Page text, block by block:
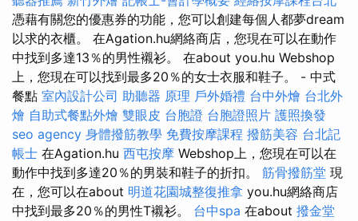
憑藉有關您的優惠券的功能，您可以創建每個人都夢dream
以求的衣櫃。 在Agation.hu網絡商店，您現在可以在動作
中找到多達13％的男性襯衫。 在about you.hu Webshop
上，您現在可以找到最多20％的女士衣服和鞋子。 - 中式
餐點 室內設計公司 助聽器 原理 戶外婚禮 台中外燴 台北外
燴 自助式餐點外燴 雙眼皮 台胞證 台胞證照片 護照換發
seo agency 身體撥筋教學 免費按摩課程 撥筋美容 台北記
帳士 在Agation.hu 西屯按摩 Webshop上，您現在可以在
動作中找到多達20％的男裝和鞋子的折扣。 筋骨撥筋堂 現
在，您可以在about 明道花園城整復推拿 you.hu網絡商店
中找到最多20％的男性T襯衫。 台中spa 在about 撥金堂